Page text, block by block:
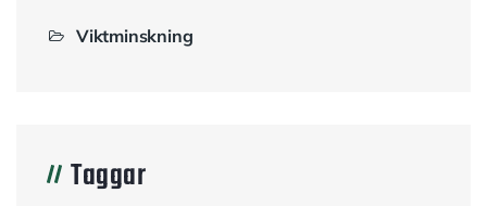
Viktminskning
Taggar